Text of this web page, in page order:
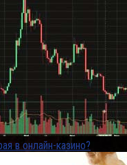
в онлайн-казино?